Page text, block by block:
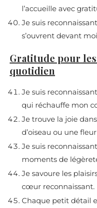
l’accueille avec
Je suis
s’ouvrent devant
Gratitude pour
quotidien
Je suis
qui réchauffe mon
Je trouve la joie
d’oiseau ou une
Je suis
moments de
Je savoure les
cœur reconnaissant.
Chaque petit détail